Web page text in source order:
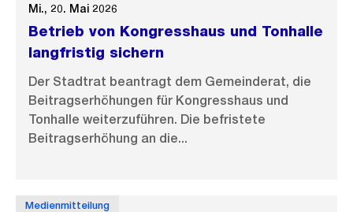
Mi., 20. Mai 2026
Betrieb von Kongresshaus und Tonhalle
langfristig sichern
Der Stadtrat beantragt dem Gemeinderat, die
Beitragserhöhungen für Kongresshaus und
Tonhalle weiterzuführen. Die befristete
Beitragserhöhung an die...
Medienmitteilung